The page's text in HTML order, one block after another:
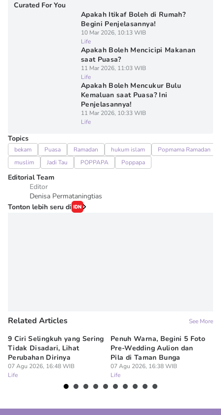
Curated For You
Apakah Itikaf Boleh di Rumah?
Begini Penjelasannya!
10 Mar 2026, 10:13 WIB
Life
Apakah Boleh Mencicipi Makanan
saat Puasa?
11 Mar 2026, 11:03 WIB
Life
Apakah Boleh Mencukur Bulu
Kemaluan saat Puasa? Ini
Penjelasannya!
11 Mar 2026, 10:33 WIB
Life
Topics
bekam Puasa Ramadan hukum islam
Popmama Ramadan
muslim
Jadi Tau POPPAPA Poppapa
Editorial Team
Editor
Denisa Permataningtias
Tonton lebih seru di
Related Articles See More
9 Ciri Selingkuh yang Sering
Tidak Disadari, Lihat
Perubahan Dirinya
07 Agu 2026, 16:48 WIB
Life
Penuh Warna, Begini 5 Foto
Pre-Wedding Aulion dan
Pila di Taman Bunga
07 Agu 2026, 16:38 WIB
Life